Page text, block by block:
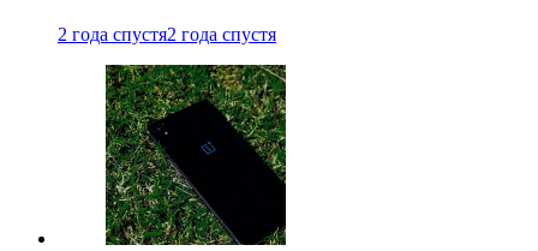
2 года спустя2 года спустя